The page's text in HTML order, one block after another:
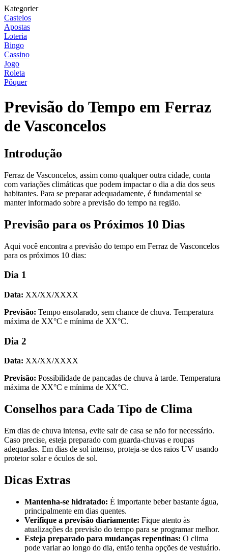
Kategorier
Castelos
Apostas
Loteria
Bingo
Cassino
Jogo
Roleta
Pôquer
Previsão do Tempo em Ferraz
de Vasconcelos
Introdução
Ferraz de Vasconcelos, assim como qualquer outra cidade, conta
com variações climáticas que podem impactar o dia a dia dos seus
habitantes. Para se preparar adequadamente, é fundamental se
manter informado sobre a previsão do tempo na região.
Previsão para os Próximos 10 Dias
Aqui você encontra a previsão do tempo em Ferraz de Vasconcelos
para os próximos 10 dias:
Dia 1
Data: XX/XX/XXXX
Previsão: Tempo ensolarado, sem chance de chuva. Temperatura
máxima de XX°C e mínima de XX°C.
Dia 2
Data: XX/XX/XXXX
Previsão: Possibilidade de pancadas de chuva à tarde. Temperatura
máxima de XX°C e mínima de XX°C.
Conselhos para Cada Tipo de Clima
Em dias de chuva intensa, evite sair de casa se não for necessário.
Caso precise, esteja preparado com guarda-chuvas e roupas
adequadas. Em dias de sol intenso, proteja-se dos raios UV usando
protetor solar e óculos de sol.
Dicas Extras
Mantenha-se hidratado: É importante beber bastante água,
principalmente em dias quentes.
Verifique a previsão diariamente: Fique atento às
atualizações da previsão do tempo para se programar melhor.
Esteja preparado para mudanças repentinas: O clima
pode variar ao longo do dia, então tenha opções de vestuário.